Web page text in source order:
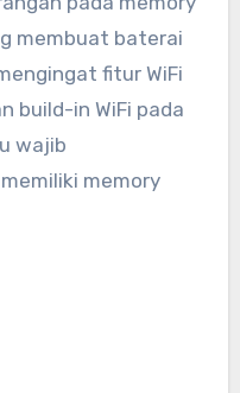
membuat baterai
fitur WiFi
build-in WiFi pada
wajib
memory